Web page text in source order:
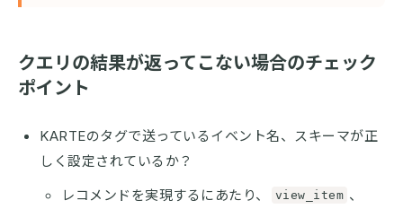
クエリの結果が返ってこない場合のチェック
ポイント
KARTEのタグで送っているイベント名、スキーマが正
しく設定されているか？
レコメンドを実現するにあたり、
view_item 、